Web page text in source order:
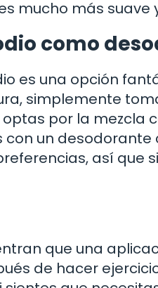
mucho más suave
como
es una opción
simplemente
por la mezcla
un desodorante
así que
que una
de hacer